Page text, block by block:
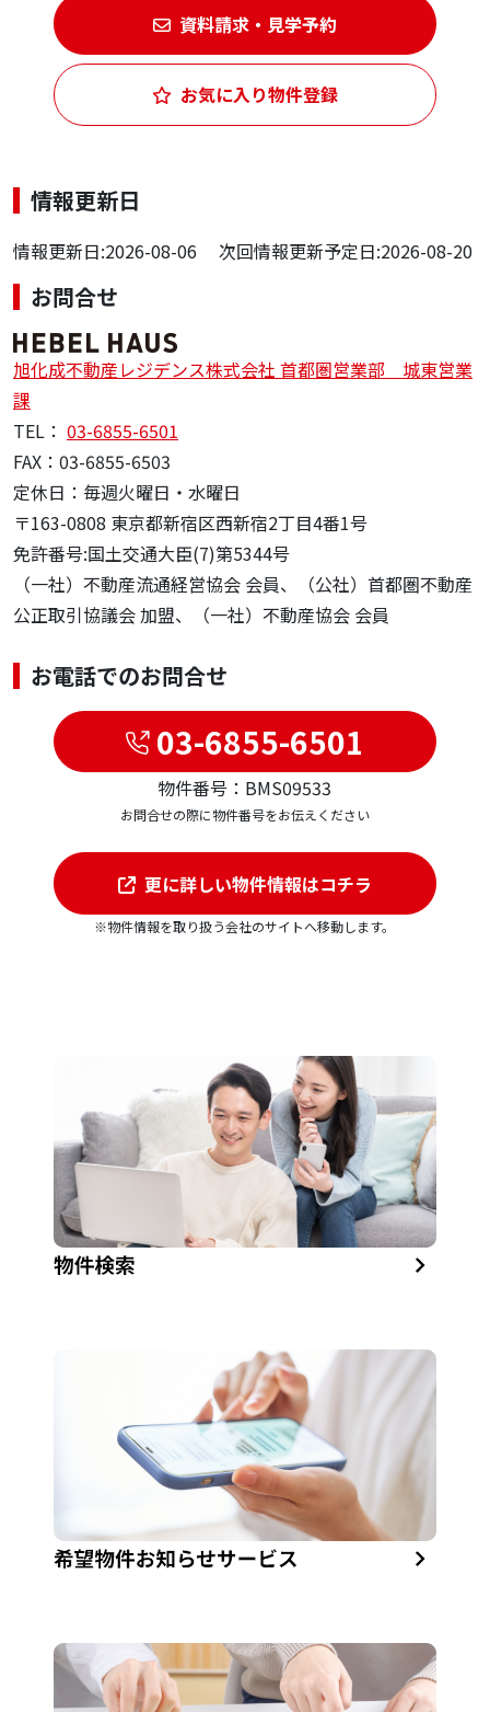
資料請求・見学予約
お気に入り物件登録
情報更新日
情報更新日:2026-08-06 次回情報更新予定日:2026-08-20
お問合せ
旭化成不動産レジデンス株式会社 首都圏営業部 城東営業
課
TEL： 03-6855-6501
FAX：03-6855-6503
定休日：毎週火曜日・水曜日
〒163-0808 東京都新宿区西新宿2丁目4番1号
免許番号:国土交通大臣(7)第5344号
（一社）不動産流通経営協会 会員、（公社）首都圏不動産
公正取引協議会 加盟、（一社）不動産協会 会員
お電話でのお問合せ
03-6855-6501
物件番号：BMS09533
お問合せの際に物件番号をお伝えください
更に詳しい物件情報はコチラ
※物件情報を取り扱う会社のサイトへ移動します。